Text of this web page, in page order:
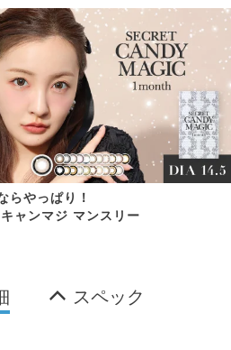
らやっぱり！
ャンマジ マンスリー
スペック